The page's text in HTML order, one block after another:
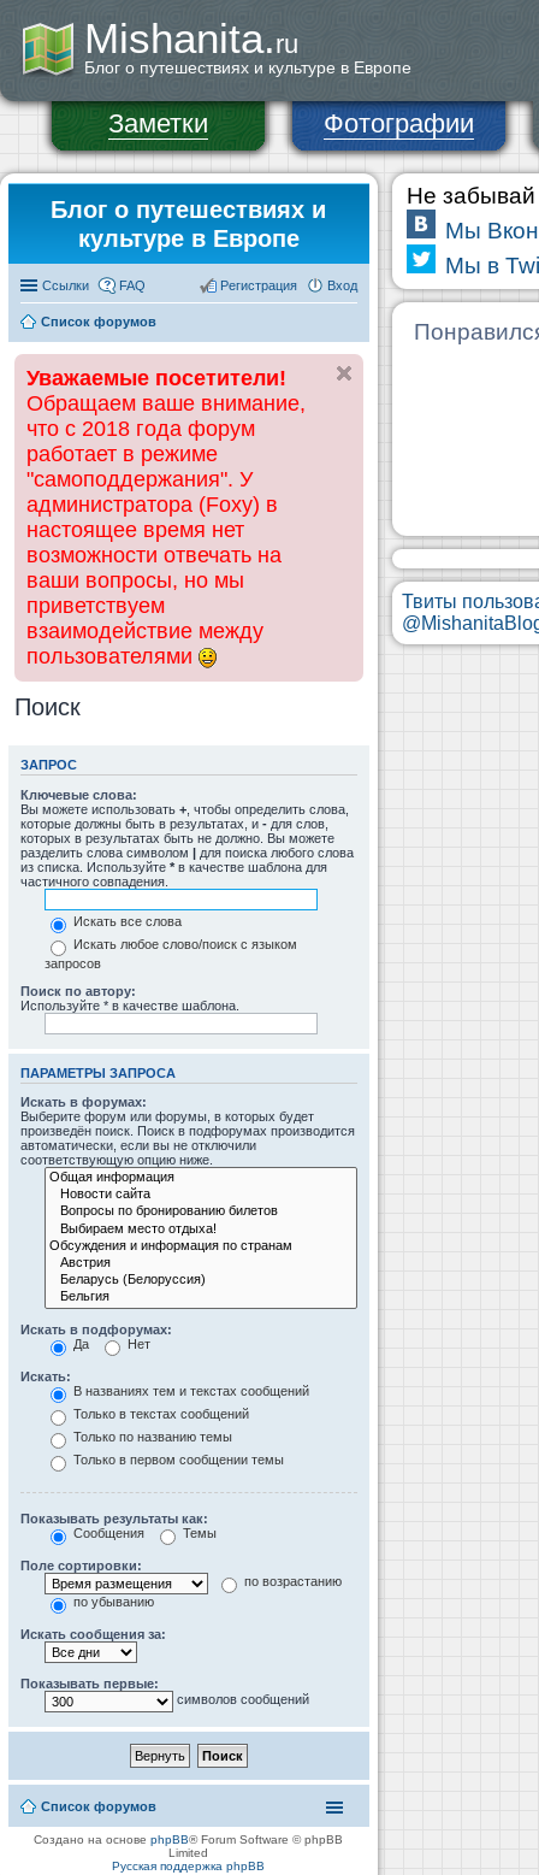
Mishanita.ru
Блог о путешествиях и культуре в Европе
Заметки Фотографии
Блог о путешествиях и
культуре в Европе
Ссылки FAQ Вход
Регистрация
Список форумов
Уважаемые посетители!
Обращаем ваше внимание,
что с 2018 года форум
работает в режиме
"самоподдержания". У
администратора (Foxy) в
настоящее время нет
возможности отвечать на
ваши вопросы, но мы
приветствуем
взаимодействие между
пользователями
Поиск
ЗАПРОС
Ключевые слова:
Вы можете использовать + , чтобы определить слова,
которые должны быть в результатах, и - для слов,
которых в результатах быть не должно. Вы можете
разделить слова символом | для поиска любого слова
из списка. Используйте * в качестве шаблона для
частичного совпадения.
Искать все слова
Искать любое слово/поиск с языком
запросов
Поиск по автору:
Используйте * в качестве шаблона.
ПАРАМЕТРЫ ЗАПРОСА
Искать в форумах:
Выберите форум или форумы, в которых будет
произведён поиск. Поиск в подфорумах производится
автоматически, если вы не отключили
соответствующую опцию ниже.
Искать в подфорумах:
Да
Нет
Искать:
В названиях тем и текстах сообщений
Только в текстах сообщений
Только по названию темы
Только в первом сообщении темы
Показывать результаты как:
Сообщения
Темы
Поле сортировки:
по возрастанию
по убыванию
Искать сообщения за:
Показывать первые:
символов сообщений
Список форумов
Создано на основеphpBB® Forum Software © phpBB
Limited
Русская поддержка phpBB
Не забывай
Мы
Мы в
Твиты